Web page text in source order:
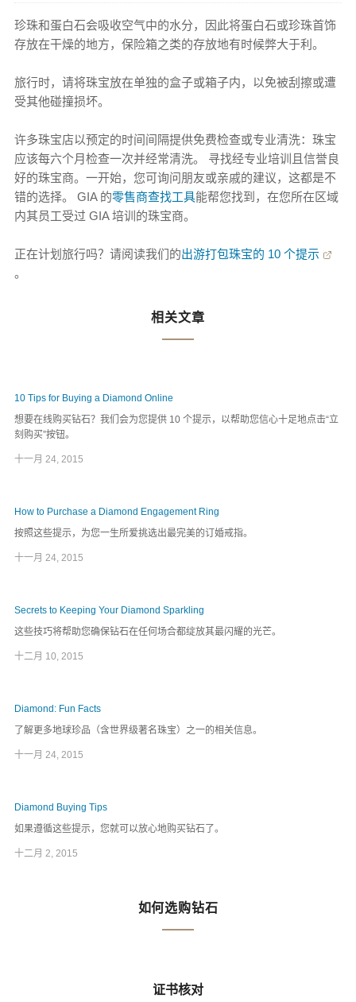
珍珠和蛋白石会吸收空气中的水分，因此将蛋白石或珍珠首饰
存放在干燥的地方，保险箱之类的存放地有时候弊大于利。
旅行时，请将珠宝放在单独的盒子或箱子内，以免被刮擦或遭
受其他碰撞损坏。
许多珠宝店以预定的时间间隔提供免费检查或专业清洗：珠宝
应该每六个月检查一次并经常清洗。 寻找经专业培训且信誉良
好的珠宝商。一开始，您可询问朋友或亲戚的建议，这都是不
错的选择。 GIA 的零售商查找工具能帮您找到，在您所在区域
内其员工受过 GIA 培训的珠宝商。
正在计划旅行吗？请阅读我们的出游打包珠宝的 10 个提示
。
相关文章
10 Tips for Buying a Diamond Online
想要在线购买钻石？我们会为您提供 10 个提示，以帮助您信心十足地点击“立
刻购买”按钮。
十一月 24, 2015
How to Purchase a Diamond Engagement Ring
按照这些提示，为您一生所爱挑选出最完美的订婚戒指。
十一月 24, 2015
Secrets to Keeping Your Diamond Sparkling
这些技巧将帮助您确保钻石在任何场合都绽放其最闪耀的光芒。
十二月 10, 2015
Diamond: Fun Facts
了解更多地球珍品（含世界级著名珠宝）之一的相关信息。
十一月 24, 2015
Diamond Buying Tips
如果遵循这些提示，您就可以放心地购买钻石了。
十二月 2, 2015
如何选购钻石
证书核对